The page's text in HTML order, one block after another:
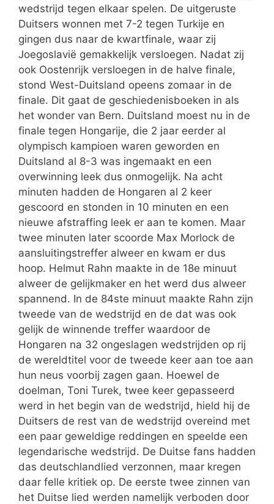
wedstrijd tegen elkaar spelen. De uitgeruste
Duitsers wonnen met 7-2 tegen Turkije en
gingen dus naar de kwartfinale, waar zij
Joegoslavië gemakkelijk versloegen. Nadat zij
ook Oostenrijk versloegen in de halve finale,
stond West-Duitsland opeens zomaar in de
finale. Dit gaat de geschiedenisboeken in als
het wonder van Bern. Duitsland moest nu in de
finale tegen Hongarije, die 2 jaar eerder al
olympisch kampioen waren geworden en
Duitsland al 8-3 was ingemaakt en een
overwinning leek dus onmogelijk. Na acht
minuten hadden de Hongaren al 2 keer
gescoord en stonden in 10 minuten en een
nieuwe afstraffing leek er aan te komen. Maar
twee minuten later scoorde Max Morlock de
aansluitingstreffer alweer en kwam er dus
hoop. Helmut Rahn maakte in de 18e minuut
alweer de gelijkmaker en het werd dus alweer
spannend. In de 84ste minuut maakte Rahn zijn
tweede van de wedstrijd en de dat was ook
gelijk de winnende treffer waardoor de
Hongaren na 32 ongeslagen wedstrijden op rij
de wereldtitel voor de tweede keer aan toe aan
hun neus voorbij zagen gaan. Hoewel de
doelman, Toni Turek, twee keer gepasseerd
werd in het begin van de wedstrijd, hield hij de
Duitsers de rest van de wedstrijd overeind met
een paar geweldige reddingen en speelde een
legendarische wedstrijd. De Duitse fans hadden
das deutschlandlied verzonnen, maar kregen
daar felle kritiek op. De eerste twee zinnen van
het Duitse lied werden namelijk verboden door